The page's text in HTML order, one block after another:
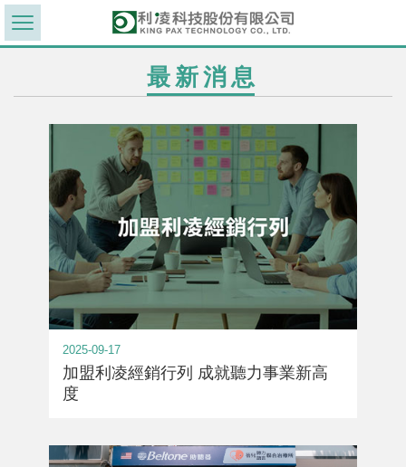
最新消息
2025-09-17
加盟利凌經銷行列 成就聽力事業新高
度